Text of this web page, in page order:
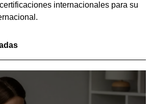
internacionales para su